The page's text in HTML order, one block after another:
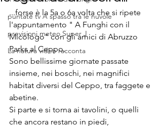
puntate tv A spasso tra le nuvole
previsioni meteo Super J
La natura video racconta
...forse è la 5a o 6a volta che si ripete
l'appuntamento " A Funghi con il
Micologo" con gli amici di Abruzzo
Parks al Ceppo.
Sono bellissime giornate passate
insieme, nei boschi, nei magnifici
habitat diversi del Ceppo, tra faggete e
abetine.
Si parte e si torna ai tavolini, o quelli
che ancora restano in piedi,